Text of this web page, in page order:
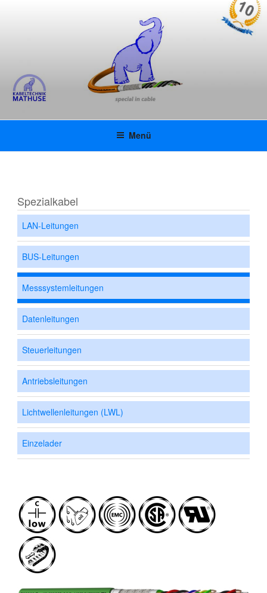
KABELTECHNIK MATHUSE
GMBH | KAMAFLEX |
INNOVATIVE UL-
SPEZIALKABEL
Menü
Spezialkabel
LAN-Leitungen
BUS-Leitungen
Messsystemleitungen
Datenleitungen
Steuerleitungen
Antriebsleitungen
Lichtwellenleitungen (LWL)
Einzelader